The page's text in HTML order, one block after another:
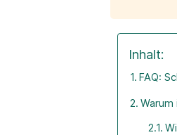
Inhalt:
FAQ: